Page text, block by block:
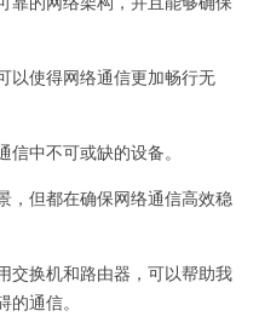
使得网络通信更加畅行无
中不可或缺的设备。
但都在确保网络通信高效稳
换机和路由器，可以帮助我
通信。